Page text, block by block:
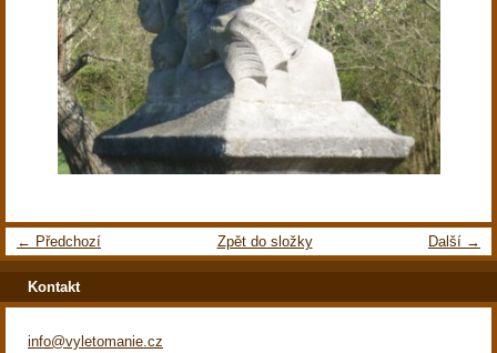
← Předchozí Další →
Zpět do složky
Kontakt
info@vyletomanie.cz